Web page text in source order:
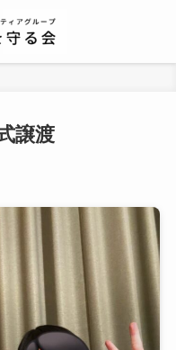
譲渡